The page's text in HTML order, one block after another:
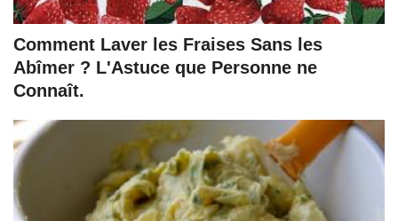
Comment Laver les Fraises Sans les
Abîmer ? L'Astuce que Personne ne
Connaît.